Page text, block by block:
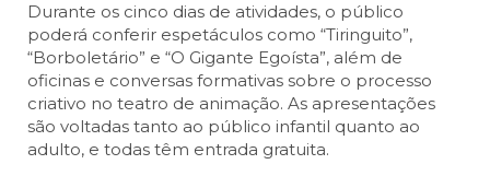
Durante os cinco dias de atividades, o público
poderá conferir espetáculos como “Tiringuito”,
“Borboletário” e “O Gigante Egoísta”, além de
oficinas e conversas formativas sobre o processo
criativo no teatro de animação. As apresentações
são voltadas tanto ao público infantil quanto ao
adulto, e todas têm entrada gratuita.